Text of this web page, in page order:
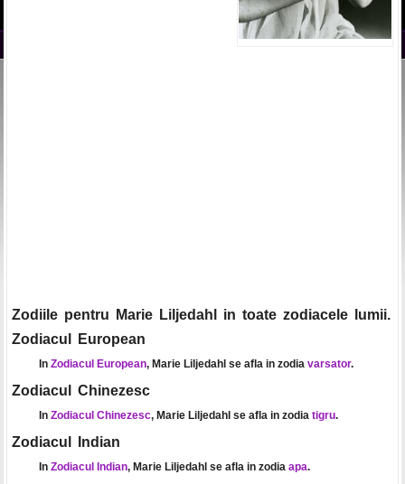
Zodiile pentru Marie Liljedahl in toate zodiacele lumii.
Zodiacul European
In Zodiacul European, Marie Liljedahl se afla in zodia varsator.
Zodiacul Chinezesc
In Zodiacul Chinezesc, Marie Liljedahl se afla in zodia tigru.
Zodiacul Indian
In Zodiacul Indian, Marie Liljedahl se afla in zodia apa.